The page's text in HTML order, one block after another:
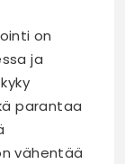
on
ja
parantaa
vähentää